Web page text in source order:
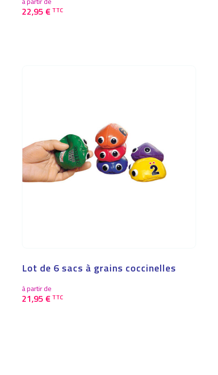
22,95 € TTC
Lot de 6 sacs à grains coccinelles
à partir de
21,95 € TTC